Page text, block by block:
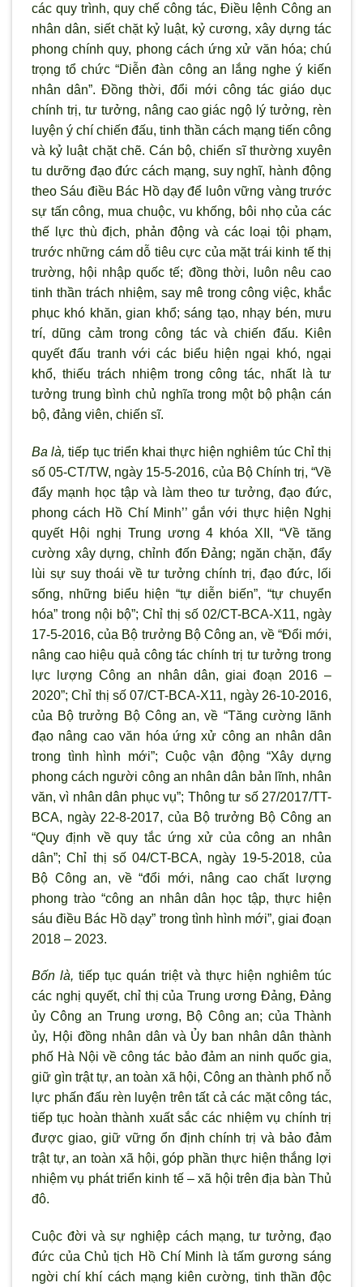
các quy trình, quy chế công tác, Điều lệnh Công an
nhân dân, siết chặt kỷ luật, kỷ cương, xây dựng tác
phong chính quy, phong cách ứng xử văn hóa; chú
trọng tổ chức “Diễn đàn công an lắng nghe ý kiến
nhân dân”. Đồng thời, đổi mới công tác giáo dục
chính trị, tư tưởng, nâng cao giác ngộ lý tưởng, rèn
luyện ý chí chiến đấu, tinh thần cách mạng tiến công
và kỷ luật chặt chẽ. Cán bộ, chiến sĩ thường xuyên
tu dưỡng đạo đức cách mạng, suy nghĩ, hành động
theo Sáu điều Bác Hồ dạy để luôn vững vàng trước
sự tấn công, mua chuộc, vu khống, bôi nhọ của các
thế lực thù địch, phản động và các loại tội phạm,
trước những cám dỗ tiêu cực của mặt trái kinh tế thị
trường, hội nhập quốc tế; đồng thời, luôn nêu cao
tinh thần trách nhiệm, say mê trong công việc, khắc
phục khó khăn, gian khổ; sáng tạo, nhạy bén, mưu
trí, dũng cảm trong công tác và chiến đấu. Kiên
quyết đấu tranh với các biểu hiện ngại khó, ngại
khổ, thiếu trách nhiệm trong công tác, nhất là tư
tưởng trung bình chủ nghĩa trong một bộ phận cán
bộ, đảng viên, chiến sĩ.
Ba là, tiếp tục triển khai thực hiện nghiêm túc Chỉ thị
số 05-CT/TW, ngày 15-5-2016, của Bộ Chính trị, “Về
đẩy mạnh học tập và làm theo tư tưởng, đạo đức,
phong cách Hồ Chí Minh’’ gắn với thực hiện Nghị
quyết Hội nghị Trung ương 4 khóa XII, “Về tăng
cường xây dựng, chỉnh đốn Đảng; ngăn chặn, đẩy
lùi sự suy thoái về tư tưởng chính trị, đạo đức, lối
sống, những biểu hiện “tự diễn biến”, “tự chuyển
hóa” trong nội bộ”; Chỉ thị số 02/CT-BCA-X11, ngày
17-5-2016, của Bộ trưởng Bộ Công an, về “Đổi mới,
nâng cao hiệu quả công tác chính trị tư tưởng trong
lực lượng Công an nhân dân, giai đoạn 2016 –
2020”; Chỉ thị số 07/CT-BCA-X11, ngày 26-10-2016,
của Bộ trưởng Bộ Công an, về “Tăng cường l ãnh
đạo nâng cao văn hóa ứng xử công an nhân dân
trong tình hình mới”; Cuộc vận động “Xây dựng
phong cách người công an nhân dân bản lĩnh, nhân
văn, vì nhân dân phục vụ”; Thông tư số 27/2017/TT-
BCA, ngày 22-8-2017, của Bộ trưởng Bộ Công an
“Quy định về quy tắc ứng xử của công an nhân
dân”; Chỉ thị số 04/CT-BCA, ngày 19-5-2018, của
Bộ Công an, về “đổi mới, nâng cao chất lượng
phong trào “công an nhân dân học tập, thực hiện
sáu điều Bác Hồ dạy” trong tình hình mới”, giai đoạn
2018 – 2023.
Bốn là, tiếp tục quán triệt và thực hiện nghiêm túc
các nghị quyết, chỉ thị của Trung ương Đảng, Đảng
ủy Công an Trung ương, Bộ Công an; của Thành
ủy, Hội đồng nhân dân và Ủy ban nhân dân thành
phố Hà Nội về công tác bảo đảm an ninh quốc gia,
giữ gìn trật tự, an toàn xã hội, Công an thành phố nỗ
lực phấn đấu rèn luyện trên tất cả các mặt công tác,
tiếp tục hoàn thành xuất sắc các nhiệm vụ chính trị
được giao, giữ vững ổn định chính trị và bảo đảm
trật tự, an toàn xã hội, góp phần thực hiện thắng lợi
nhiệm vụ phát triển kinh tế – xã hội trên địa bàn Thủ
đô.
Cuộc đời và sự nghiệp cách mạng, tư tưởng, đạo
đức của Chủ tịch Hồ Chí Minh là tấm gương sáng
ngời chí khí cách mạng kiên cường, tinh thần độc